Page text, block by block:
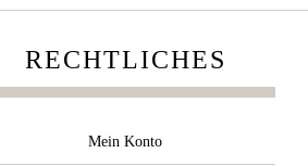
RECHTLICHES
Mein Konto